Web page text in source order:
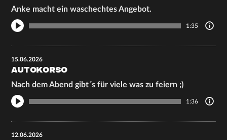
Anke macht ein waschechtes Angebot.
1:35
15.06.2026
AUTOKORSO
Nach dem Abend gibt´s für viele was zu feiern ;)
1:36
12.06.2026